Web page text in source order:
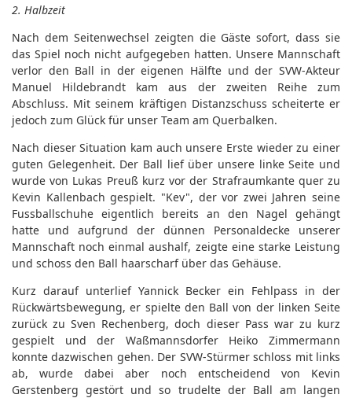
2. Halbzeit
Nach dem Seitenwechsel zeigten die Gäste sofort, dass sie
das Spiel noch nicht aufgegeben hatten. Unsere Mannschaft
verlor den Ball in der eigenen Hälfte und der SVW-Akteur
Manuel Hildebrandt kam aus der zweiten Reihe zum
Abschluss. Mit seinem kräftigen Distanzschuss scheiterte er
jedoch zum Glück für unser Team am Querbalken.
Nach dieser Situation kam auch unsere Erste wieder zu einer
guten Gelegenheit. Der Ball lief über unsere linke Seite und
wurde von Lukas Preuß kurz vor der Strafraumkante quer zu
Kevin Kallenbach gespielt. "Kev", der vor zwei Jahren seine
Fussballschuhe eigentlich bereits an den Nagel gehängt
hatte und aufgrund der dünnen Personaldecke unserer
Mannschaft noch einmal aushalf, zeigte eine starke Leistung
und schoss den Ball haarscharf über das Gehäuse.
Kurz darauf unterlief Yannick Becker ein Fehlpass in der
Rückwärtsbewegung, er spielte den Ball von der linken Seite
zurück zu Sven Rechenberg, doch dieser Pass war zu kurz
gespielt und der Waßmannsdorfer Heiko Zimmermann
konnte dazwischen gehen. Der SVW-Stürmer schloss mit links
ab, wurde dabei aber noch entscheidend von Kevin
Gerstenberg gestört und so trudelte der Ball am langen